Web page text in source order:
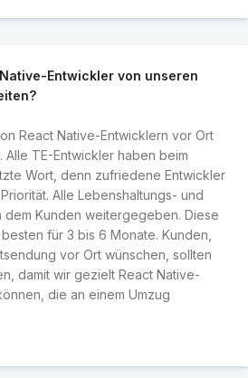
Entwickler von unseren
React Native-Entwicklern vor Ort
Alle TE-Entwickler haben beim
Wort, denn zufriedene Entwickler
Alle Lebenshaltungs- und
Kunden weitergegeben. Diese
für 3 bis 6 Monate. Kunden,
vor Ort wünschen, sollten
damit wir gezielt React Native-
die an einem Umzug